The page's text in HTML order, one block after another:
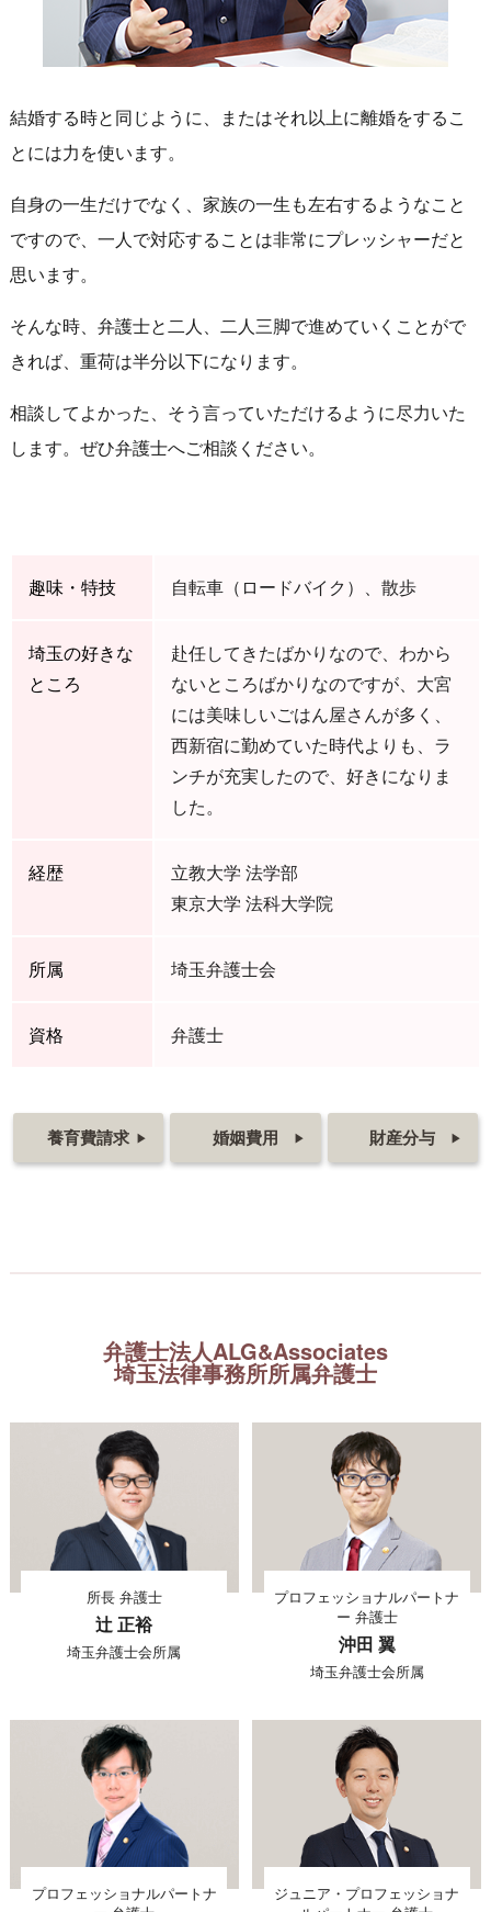
結婚する時と同じように、またはそれ以上に離婚をするこ
とには力を使います。
自身の一生だけでなく、家族の一生も左右するようなこと
ですので、一人で対応することは非常にプレッシャーだと
思います。
そんな時、弁護士と二人、二人三脚で進めていくことがで
きれば、重荷は半分以下になります。
相談してよかった、そう言っていただけるように尽力いた
します。ぜひ弁護士へご相談ください。
趣味・特技 自転車（ロードバイク）、散歩
埼玉の好きな
ところ
赴任してきたばかりなので、わから
ないところばかりなのですが、大宮
には美味しいごはん屋さんが多く、
西新宿に勤めていた時代よりも、ラ
ンチが充実したので、好きになりま
した。
経歴
立教大学 法学部
東京大学 法科大学院
所属 埼玉弁護士会
資格 弁護士
養育費請求 ▶ 婚姻費用 ▶ 財産分与 ▶
弁護士法人ALG&Associates
埼玉法律事務所所属弁護士
所長 弁護士
辻 正裕
埼玉弁護士会所属
プロフェッショナルパートナ
ー 弁護士
沖田 翼
埼玉弁護士会所属
プロフェッショナルパートナ
ジュニア・プロフェッショナ